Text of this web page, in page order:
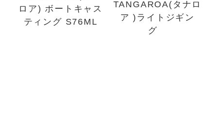
ロア) ボートキャス
ティング S76ML
TANGAROA(タナロ
ア )ライトジギン
グ